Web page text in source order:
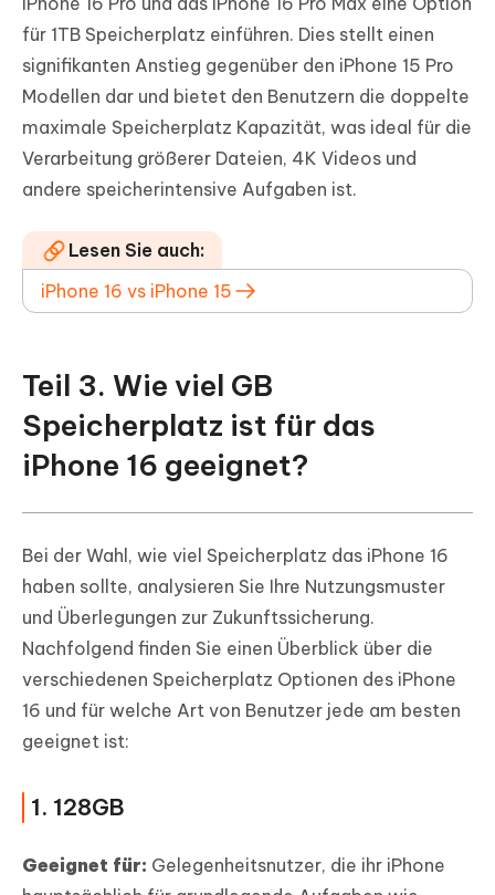
für 1TB Speicherplatz einführen. Dies stellt einen
signifikanten Anstieg gegenüber den iPhone 15 Pro
Modellen dar und bietet den Benutzern die doppelte
maximale Speicherplatz Kapazität, was ideal für die
Verarbeitung größerer Dateien, 4K Videos und
andere speicherintensive Aufgaben ist.
Lesen Sie auch:
iPhone 16 vs iPhone 15
Teil 3. Wie viel GB
Speicherplatz ist für das
iPhone 16 geeignet?
Bei der Wahl, wie viel Speicherplatz das iPhone 16
haben sollte, analysieren Sie Ihre Nutzungsmuster
und Überlegungen zur Zukunftssicherung.
Nachfolgend finden Sie einen Überblick über die
verschiedenen Speicherplatz Optionen des iPhone
16 und für welche Art von Benutzer jede am besten
geeignet ist:
1. 128GB
Geeignet für: Gelegenheitsnutzer, die ihr iPhone